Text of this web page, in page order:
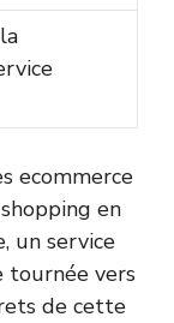
ecommerce
en
un service
tournée vers
de cette